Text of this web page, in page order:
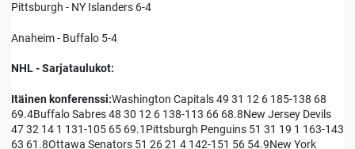
Pittsburgh - NY Islanders 6-4
Anaheim - Buffalo 5-4
NHL - Sarjataulukot:
Itäinen konferenssi:Washington Capitals 49 31 12 6 185-138 68
69.4Buffalo Sabres 48 30 12 6 138-113 66 68.8New Jersey Devils
47 32 14 1 131-105 65 69.1Pittsburgh Penguins 51 31 19 1 163-143
63 61.8Ottawa Senators 51 26 21 4 142-151 56 54.9New York